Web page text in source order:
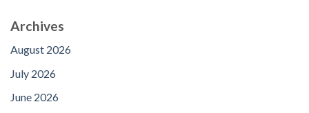
Archives
August 2026
July 2026
June 2026